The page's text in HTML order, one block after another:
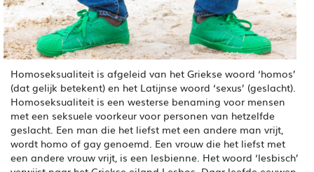
Homoseksualiteit is afgeleid van het Griekse woord ‘homos’
(dat gelijk betekent) en het Latijnse woord ‘sexus’ (geslacht).
Homoseksualiteit is een westerse benaming voor mensen
met een seksuele voorkeur voor personen van hetzelfde
geslacht. Een man die het liefst met een andere man vrijt,
wordt homo of gay genoemd. Een vrouw die het liefst met
een andere vrouw vrijt, is een lesbienne. Het woord ‘lesbisch’